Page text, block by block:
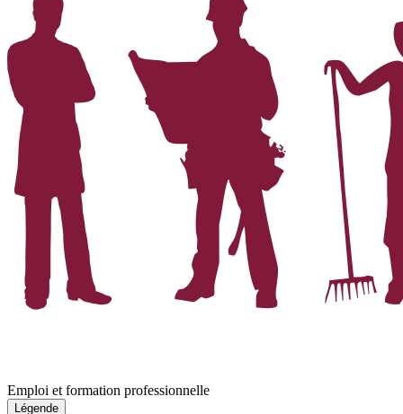
Emploi et formation professionnelle
Légende